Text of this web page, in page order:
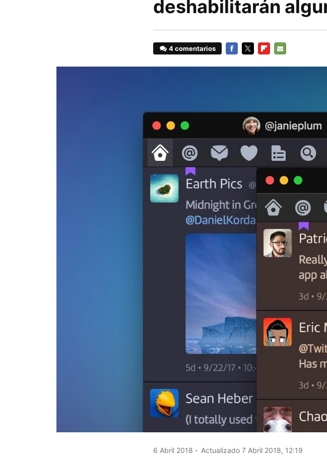
deshabilitarán
4 comentarios
6 Abril 2018 Actualizado 7 Abril 2018, 12:19